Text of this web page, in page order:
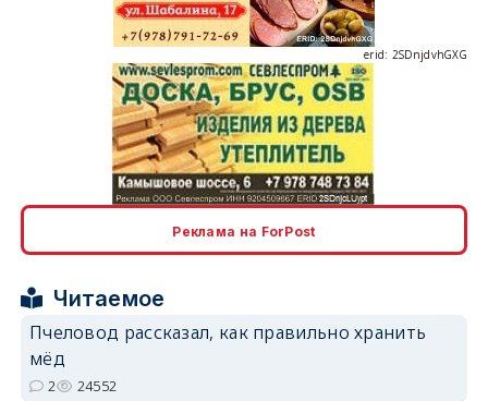
erid: 2SDnjdvhGXG
erid: 2SDnjcLUypt
erid: 2SDnjcrDNw6
Реклама на ForPost
Читаемое
Пчеловод рассказал, как правильно хранить
мёд
2 24552